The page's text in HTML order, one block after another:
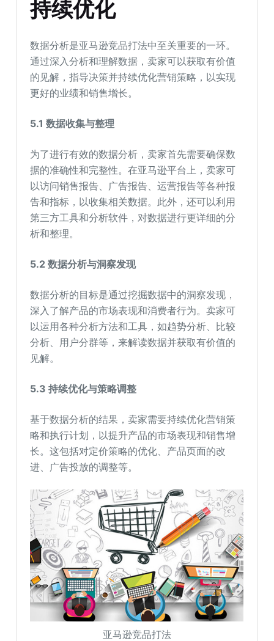
持续优化
数据分析是亚马逊竞品打法中至关重要的一环。
通过深入分析和理解数据，卖家可以获取有价值
的见解，指导决策并持续优化营销策略，以实现
更好的业绩和销售增长。
5.1数据收集与整理
为了进行有效的数据分析，卖家首先需要确保数
据的准确性和完整性。在亚马逊平台上，卖家可
以访问销售报告、广告报告、运营报告等各种报
告和指标，以收集相关数据。此外，还可以利用
第三方工具和分析软件，对数据进行更详细的分
析和整理。
5.2数据分析与洞察发现
数据分析的目标是通过挖掘数据中的洞察发现，
深入了解产品的市场表现和消费者行为。卖家可
以运用各种分析方法和工具，如趋势分析、比较
分析、用户分群等，来解读数据并获取有价值的
见解。
5.3持续优化与策略调整
基于数据分析的结果，卖家需要持续优化营销策
略和执行计划，以提升产品的市场表现和销售增
长。这包括对定价策略的优化、产品页面的改
进、广告投放的调整等。
亚马逊竞品打法